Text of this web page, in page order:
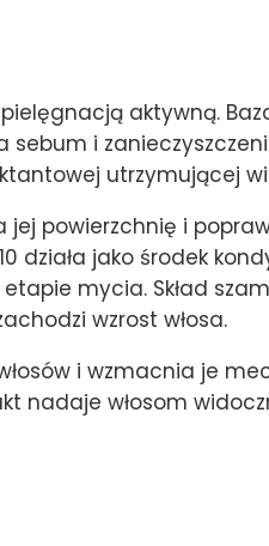
aktywną.
i
utrzymującej
powierzchnię i
działa jako środek
mycia. Skład
wzrost włosa.
i wzmacnia je
nadaje włosom